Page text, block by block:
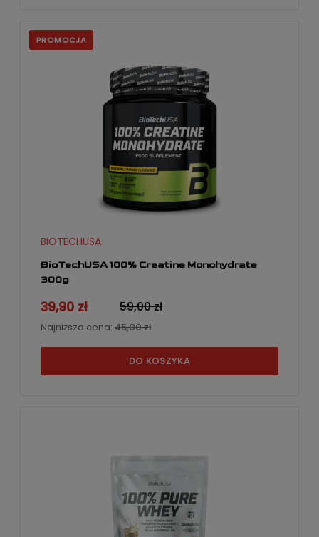
BioTechUSA 100% Creatine Monohydrate
300g
BIOTECHUSA
39,90 zł 59,00 zł
Najniższa cena: 45,00 zł
DO KOSZYKA
PROMOCJA